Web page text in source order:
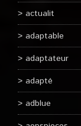
actualit
adaptable
adaptateur
adapté
adblue